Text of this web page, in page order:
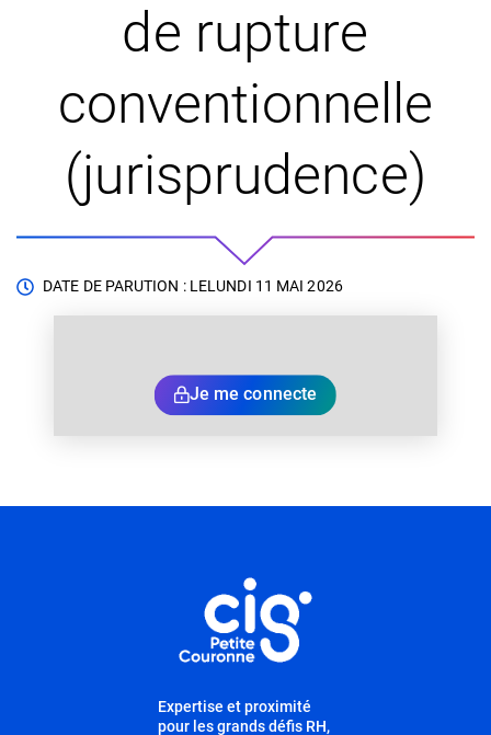
de rupture
conventionnelle
(jurisprudence)
DATE DE PARUTION : LELUNDI 11 MAI 2026
Je me connecte
Expertise et proximité
pour les grands défis RH,